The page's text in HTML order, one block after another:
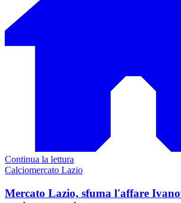
Continua la lettura
Calciomercato Lazio
Mercato Lazio, sfuma l'affare